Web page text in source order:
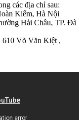
các địa chỉ sau:
Kiếm, Hà Nội
Hải Châu, TP. Đà
Võ Văn Kiệt ,